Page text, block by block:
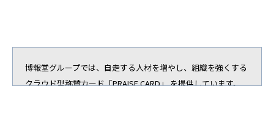
博報堂グループでは、自走する人材を増やし、組織を強くする
クラウド型称賛カード「PRAISE CARD」 を提供しています。